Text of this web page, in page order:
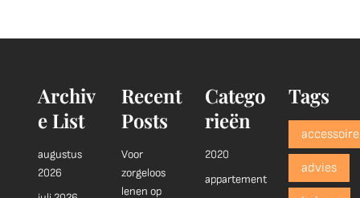
Archiv
e List
augustus
2026
Recent
Posts
Voor
zorgeloos
lenen op
Catego
rieën
2020
appartement
Tags
advies